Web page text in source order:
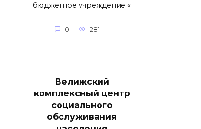
бюджетное учреждение «
0 281
Велижский
комплексный центр
социального
обслуживания